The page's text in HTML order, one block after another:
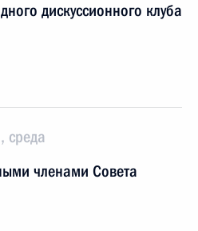
дискуссионного клуба
среда
членами Совета